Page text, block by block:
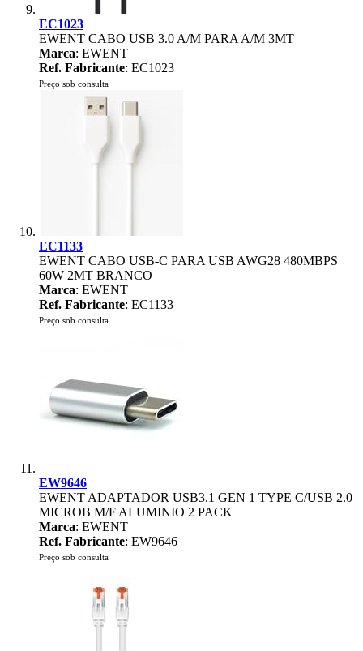
EC1023
EWENT CABO USB 3.0 A/M PARA A/M 3MT
Marca: EWENT
Ref. Fabricante: EC1023
Preço sob consulta
EC1133
EWENT CABO USB-C PARA USB AWG28 480MBPS
60W 2MT BRANCO
Marca: EWENT
Ref. Fabricante: EC1133
Preço sob consulta
EW9646
EWENT ADAPTADOR USB3.1 GEN 1 TYPE C/USB 2.0
MICROB M/F ALUMINIO 2 PACK
Marca: EWENT
Ref. Fabricante: EW9646
Preço sob consulta